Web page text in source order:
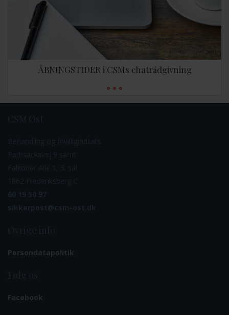
ÅBNINGSTIDER i CSMs chatrådgivning
Persondatapolitik
Facebook